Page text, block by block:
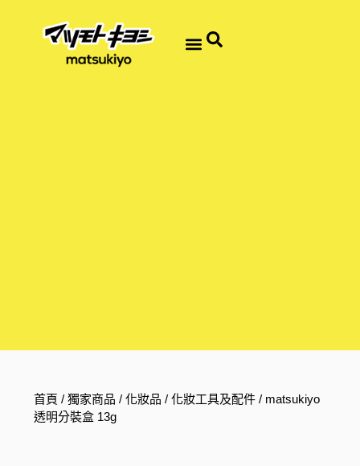
首頁 /獨家商品 /化妝品 /化妝工具及配件 / matsukiyo
透明分裝盒 13g